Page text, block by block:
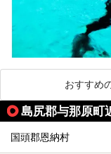
おすすめ
島尻郡与那原町
国頭郡恩納村